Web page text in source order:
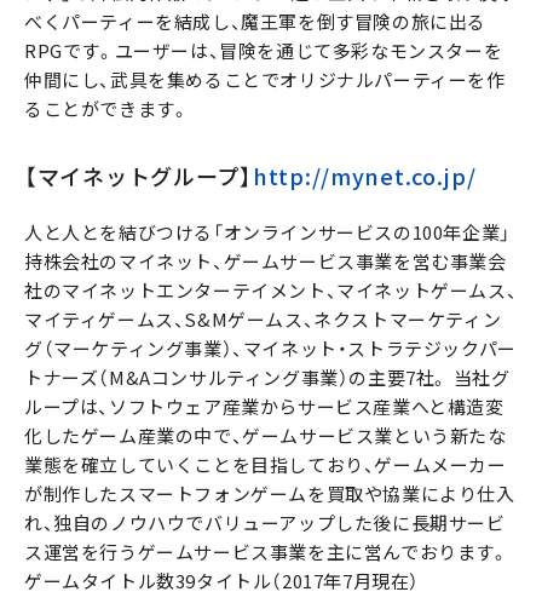
べくパーティーを結成し、魔王軍を倒す冒険の旅に出る
RPGです。ユーザーは、冒険を通じて多彩なモンスターを
仲間にし、武具を集めることでオリジナルパーティーを作
ることができます。
【マイネットグループ】 http://mynet.co.jp/
人と人とを結びつける「オンラインサービスの100年企業」
持株会社のマイネット、ゲームサービス事業を営む事業会
社のマイネットエンターテイメント、マイネットゲームス、
マイティゲームス、S&Mゲームス、ネクストマーケティン
グ（マーケティング事業）、マイネット・ストラテジックパー
トナーズ（M&Aコンサルティング事業）の主要7社。 当社グ
ループは、ソフトウェア産業からサービス産業へと構造変
化したゲーム産業の中で、ゲームサービス業という新たな
業態を確立していくことを目指しており、ゲームメーカー
が制作したスマートフォンゲームを買取や協業により仕入
れ、独自のノウハウでバリューアップした後に長期サービ
ス運営を行うゲームサービス事業を主に営んでおります。
ゲームタイトル数39タイトル（2017年7月現在）